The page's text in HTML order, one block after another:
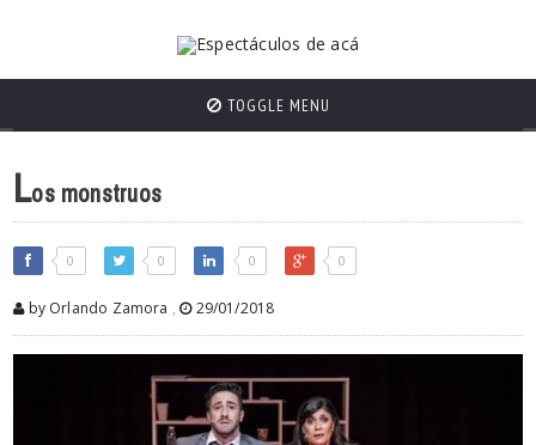
TOGGLE MENU
Los monstruos
0 0 0 0
by Orlando Zamora , 29/01/2018